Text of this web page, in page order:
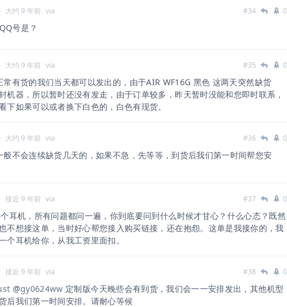
大约 9 年前 via #34 0
号是？
大约 9 年前 via #35 0
常有货的我们当天都可以发出的，由于AIR WF16G 黑色 这两天突然缺货
机器，所以暂时还没有发走，由于订单较多，昨天暂时没能和您即时联系，
下如果可以或者换下白色的，白色有现货。
大约 9 年前 via #36 0
般不会连续缺货几天的，如果不急，先等等，到货后我们第一时间帮您安
接近 9 年前 via #37 0
耳机，所有问题都问一遍，你到底要问到什么时候才甘心？什么心态？既然
不想接这单，当时好心帮您接入购买链接，还在抱怨。这单是我接你的，我
个耳机给你，从我工资里面扣。
接近 9 年前 via #38 0
@gy0624ww 定制版今天晚些会有到货，我们会一一安排发出，其他机型
后我们第一时间安排。请耐心等候